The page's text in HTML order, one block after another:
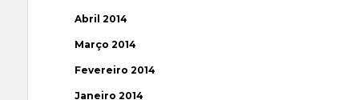
Abril 2014
Março 2014
Fevereiro 2014
Janeiro 2014